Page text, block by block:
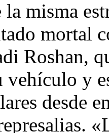
misma
mortal
Roshan,
vehículo y
desde